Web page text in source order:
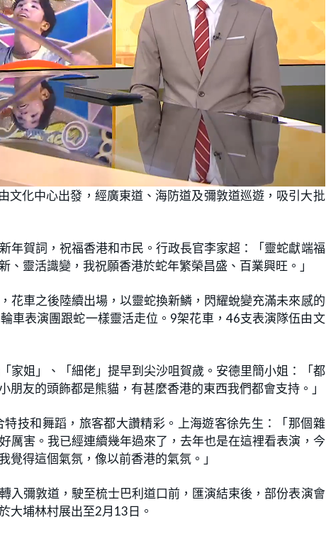
文化中心出發，經廣東道、海防道及彌敦道巡遊，吸引大批
年賀詞，祝福香港和市民。行政長官李家超：「靈蛇獻端福
靈活識變，我祝願香港於蛇年繁榮昌盛、百業興旺。」
花車之後陸續出場，以靈蛇換新鱗，閃耀蛻變充滿未來感的
車表演團跟蛇一樣靈活走位。9架花車，46支表演隊伍由文
家姐」、「細佬」提早到尖沙咀賀歲。安德里簡小姐：「都
友的頭飾都是熊貓，有甚麼香港的東西我們都會支持。」
技和舞蹈，旅客都大讚精彩。上海遊客徐先生：「那個雜
厲害。我已經連續幾年過來了，去年也是在這裡看表演，今
得這個氣氛，像以前香港的氣氛。」
入彌敦道，駛至梳士巴利道口前，匯演結束後，部份表演會
大埔林村展出至2月13日。